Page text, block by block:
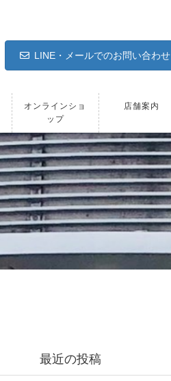
LINE・メールでのお問い合わせ
オンラインショ
ップ
店舗案内
最近の投稿